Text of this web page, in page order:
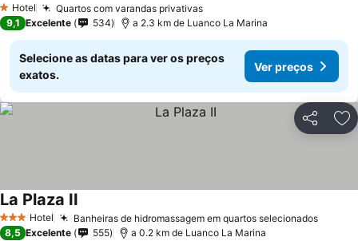
1 Estrelas
Hotel Quartos com varandas privativasVer preços
9,1 Excelente 534 a 2.3 km de Luanco La Marina
Selecione as datas para ver os preços
exatos.
Ver preços
Partilhar
3 EstrelasHotel Banheiras de hidromassagem em quartos selecionadosVer
La Plaza II
8,5 Excelente 555 a 0.2 km de Luanco La Marina